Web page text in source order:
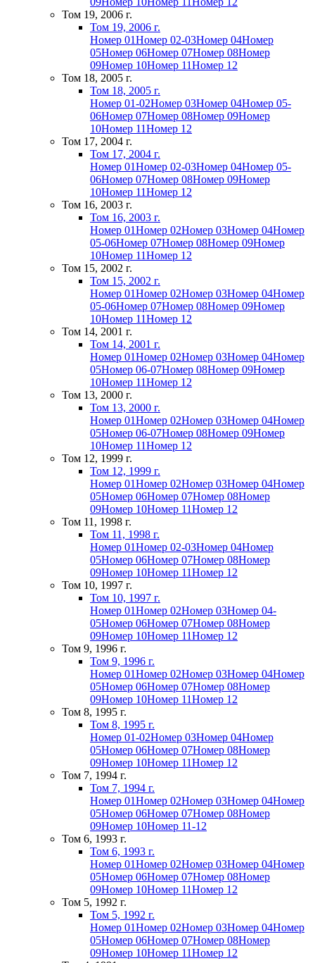
Том 19, 2006 г.
Том 19, 2006 г.
Номер 01Номер 02-03Номер 04Номер
05Номер 06Номер 07Номер 08Номер
09Номер 10Номер 11Номер 12
Том 18, 2005 г.
Том 18, 2005 г.
Номер 01-02Номер 03Номер 04Номер 05-
06Номер 07Номер 08Номер 09Номер
10Номер 11Номер 12
Том 17, 2004 г.
Том 17, 2004 г.
Номер 01Номер 02-03Номер 04Номер 05-
06Номер 07Номер 08Номер 09Номер
10Номер 11Номер 12
Том 16, 2003 г.
Том 16, 2003 г.
Номер 01Номер 02Номер 03Номер 04Номер
05-06Номер 07Номер 08Номер 09Номер
10Номер 11Номер 12
Том 15, 2002 г.
Том 15, 2002 г.
Номер 01Номер 02Номер 03Номер 04Номер
05-06Номер 07Номер 08Номер 09Номер
10Номер 11Номер 12
Том 14, 2001 г.
Том 14, 2001 г.
Номер 01Номер 02Номер 03Номер 04Номер
05Номер 06-07Номер 08Номер 09Номер
10Номер 11Номер 12
Том 13, 2000 г.
Том 13, 2000 г.
Номер 01Номер 02Номер 03Номер 04Номер
05Номер 06-07Номер 08Номер 09Номер
10Номер 11Номер 12
Том 12, 1999 г.
Том 12, 1999 г.
Номер 01Номер 02Номер 03Номер 04Номер
05Номер 06Номер 07Номер 08Номер
09Номер 10Номер 11Номер 12
Том 11, 1998 г.
Том 11, 1998 г.
Номер 01Номер 02-03Номер 04Номер
05Номер 06Номер 07Номер 08Номер
09Номер 10Номер 11Номер 12
Том 10, 1997 г.
Том 10, 1997 г.
Номер 01Номер 02Номер 03Номер 04-
05Номер 06Номер 07Номер 08Номер
09Номер 10Номер 11Номер 12
Том 9, 1996 г.
Том 9, 1996 г.
Номер 01Номер 02Номер 03Номер 04Номер
05Номер 06Номер 07Номер 08Номер
09Номер 10Номер 11Номер 12
Том 8, 1995 г.
Том 8, 1995 г.
Номер 01-02Номер 03Номер 04Номер
05Номер 06Номер 07Номер 08Номер
09Номер 10Номер 11Номер 12
Том 7, 1994 г.
Том 7, 1994 г.
Номер 01Номер 02Номер 03Номер 04Номер
05Номер 06Номер 07Номер 08Номер
09Номер 10Номер 11-12
Том 6, 1993 г.
Том 6, 1993 г.
Номер 01Номер 02Номер 03Номер 04Номер
05Номер 06Номер 07Номер 08Номер
09Номер 10Номер 11Номер 12
Том 5, 1992 г.
Том 5, 1992 г.
Номер 01Номер 02Номер 03Номер 04Номер
05Номер 06Номер 07Номер 08Номер
09Номер 10Номер 11Номер 12